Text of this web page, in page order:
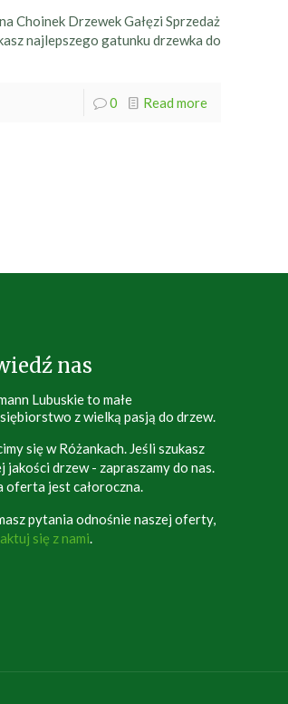
Choinek Drzewek Gałęzi Sprzedaż
najlepszego gatunku drzewka do
0 Read more
nas
Lubuskie to małe
z wielką pasją do drzew.
się w Różankach. Jeśli szukasz
jakości drzew - zapraszamy do nas.
oferta jest całoroczna.
pytania odnośnie naszej oferty,
się z nami.